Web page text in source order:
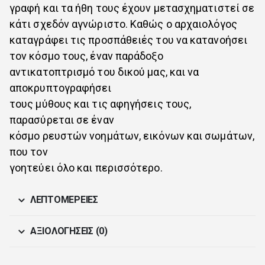
γραφή και τα ήθη τους έχουν μετασχηματιστεί σε
κάτι σχεδόν αγνώριστο. Καθώς ο αρχαιολόγος
καταγράφει τις προσπάθειές του να κατανοήσει
τον κόσμο τους, έναν παράδοξο
αντικατοπτρισμό του δικού μας, και να
αποκρυπτογραφήσει
τους μύθους και τις αφηγήσεις τους,
παρασύρεται σε έναν
κόσμο ρευστών νοημάτων, εικόνων και σωμάτων,
που τον
γοητεύει όλο και περισσότερο.
ΛΕΠΤΟΜΈΡΕΙΕΣ
ΑΞΙΟΛΟΓΉΣΕΙΣ (0)